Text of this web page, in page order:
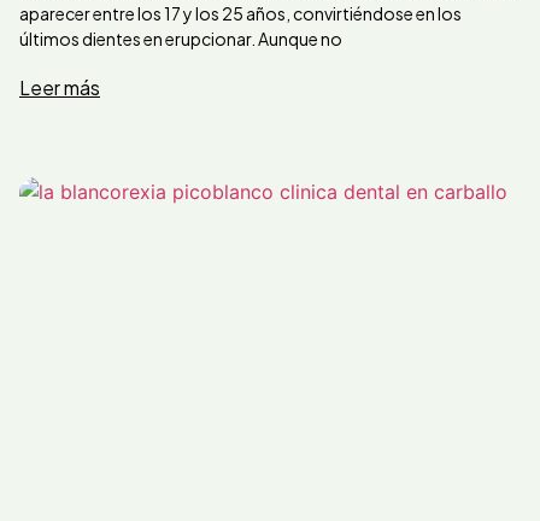
aparecer entre los 17 y los 25 años, convirtiéndose en los
últimos dientes en erupcionar. Aunque no
Leer más